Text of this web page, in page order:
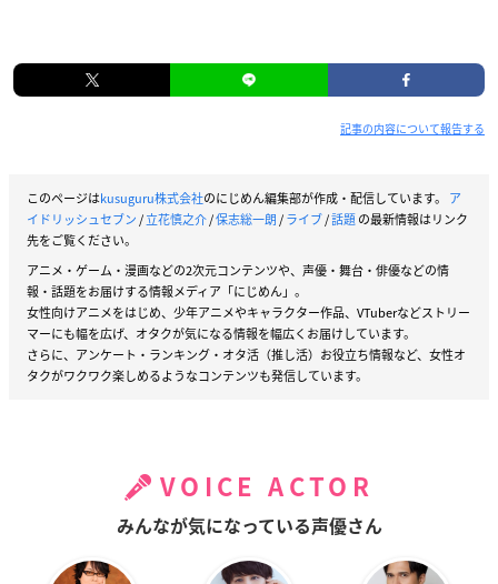
記事の内容について報告する
このページはkusuguru株式会社のにじめん編集部が作成・配信しています。 ア
イドリッシュセブン/立花慎之介/保志総一朗/ライブ/話題の最新情報はリンク
先をご覧ください。
アニメ・ゲーム・漫画などの2次元コンテンツや、声優・舞台・俳優などの情
報・話題をお届けする情報メディア「にじめん」。
女性向けアニメをはじめ、少年アニメやキャラクター作品、VTuberなどストリー
マーにも幅を広げ、オタクが気になる情報を幅広くお届けしています。
さらに、アンケート・ランキング・オタ活（推し活）お役立ち情報など、女性オ
タクがワクワク楽しめるようなコンテンツも発信しています。
VOICE ACTOR
みんなが気になっている声優さん